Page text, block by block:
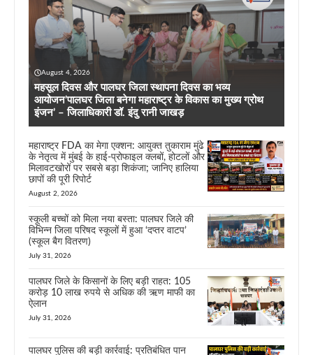
August 4, 2026
महसूल दिवस और पालघर जिला स्थापना दिवस का भव्य
आयोजन’पालघर जिला बनेगा महाराष्ट्र के विकास का मुख्य ग्रोथ
इंजन’ – जिलाधिकारी डॉ. इंदु रानी जाखड़
महाराष्ट्र FDA का मेगा एक्शन: आयुक्त तुकाराम मुंढे
के नेतृत्व में मुंबई के हाई-प्रोफाइल क्लबों, होटलों और
मिलावटखोरों पर सबसे बड़ा शिकंजा; जानिए हालिया
छापों की पूरी रिपोर्ट
August 2, 2026
स्कूली बच्चों को मिला नया बस्ता: पालघर जिले की
विभिन्न जिला परिषद स्कूलों में हुआ ‘दप्तर वाटप’
(स्कूल बैग वितरण)
July 31, 2026
पालघर जिले के किसानों के लिए बड़ी राहत: 105
करोड़ 10 लाख रुपये से अधिक की ऋण माफी का
ऐलान
July 31, 2026
पालघर पुलिस की बड़ी कार्रवाई: प्रतिबंधित पान